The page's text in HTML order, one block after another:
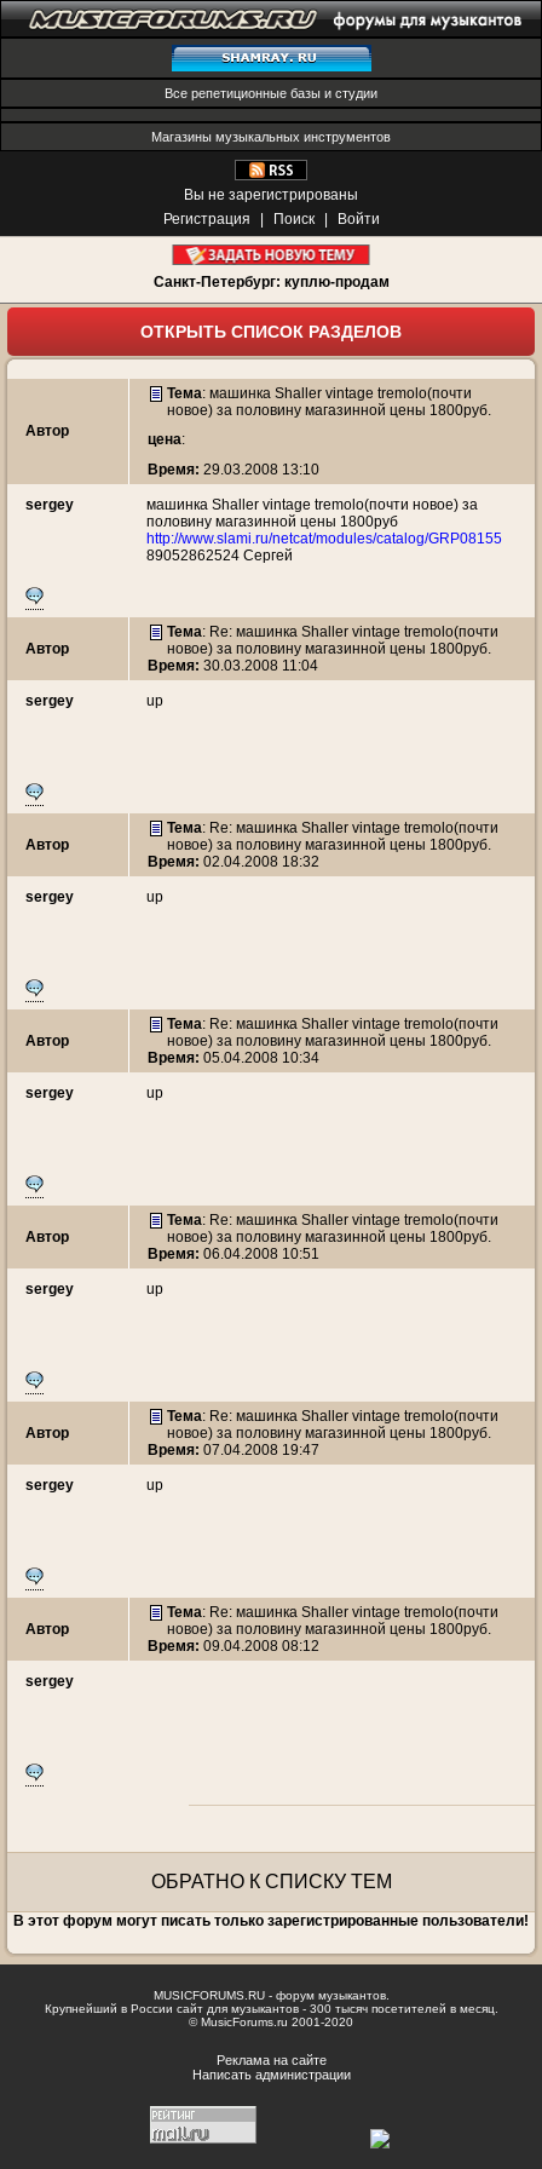
Все репетиционные базы и студии
Магазины музыкальных инструментов
Вы не зарегистрированы
Регистрация
Поиск Войти
Санкт-Петербург: куплю-продам
ОТКРЫТЬ СПИСОК РАЗДЕЛОВ
Автор
Тема: машинка Shaller vintage tremolo(почти
новое) за половину магазинной цены 1800руб.
цена:
Время: 29.03.2008 13:10
sergey
машинка Shaller vintage tremolo(почти новое) за
половину магазинной цены 1800руб
http://www.slami.ru/netcat/modules/catalog/GRP08155
89052862524 Сергей
Автор
Тема: Re: машинка Shaller vintage tremolo(почти
новое) за половину магазинной цены 1800руб.
Время: 30.03.2008 11:04
sergey up
Автор
Тема: Re: машинка Shaller vintage tremolo(почти
новое) за половину магазинной цены 1800руб.
Время: 02.04.2008 18:32
sergey up
Автор
Тема: Re: машинка Shaller vintage tremolo(почти
новое) за половину магазинной цены 1800руб.
Время: 05.04.2008 10:34
sergey up
Автор
Тема: Re: машинка Shaller vintage tremolo(почти
новое) за половину магазинной цены 1800руб.
Время: 06.04.2008 10:51
sergey up
Автор
Тема: Re: машинка Shaller vintage tremolo(почти
новое) за половину магазинной цены 1800руб.
Время: 07.04.2008 19:47
sergey up
Автор
Тема: Re: машинка Shaller vintage tremolo(почти
новое) за половину магазинной цены 1800руб.
Время: 09.04.2008 08:12
sergey
ОБРАТНО К СПИСКУ ТЕМ
В этот форум могут писать только зарегистрированные пользователи!
MUSICFORUMS.RU - форум музыкантов.
Крупнейший в России сайт для музыкантов - 300 тысяч посетителей в месяц.
© MusicForums.ru 2001-2020
Реклама на сайте
Написать администрации